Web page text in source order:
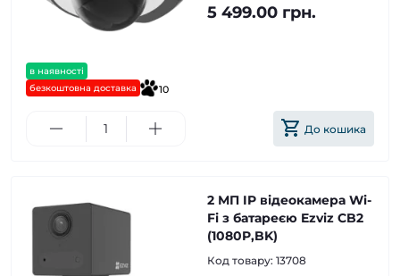
в наявності
безкоштовна доставка
10
5 499.00 грн.
До кошика
2 МП IP відеокамера Wi-
Fi з батареєю Ezviz CB2
(1080P,BK)
Код товару: 13708